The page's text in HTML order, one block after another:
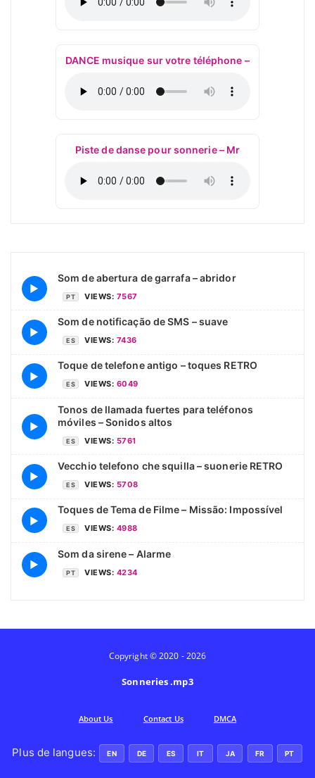
DANCE musique sur votre téléphone –
Piste de danse pour sonnerie – Mr
▶
Som de abertura de garrafa – abridor
PT VIEWS: 7567
▶
Som de notificação de SMS – suave
ES VIEWS: 7436
▶
Toque de telefone antigo – toques RETRO
ES VIEWS: 6049
▶
Tonos de llamada fuertes para teléfonos
móviles – Sonidos altos
ES VIEWS: 5761
▶
Vecchio telefono che squilla – suonerie RETRO
ES VIEWS: 5708
▶
Toques de Tema de Filme – Missão: Impossível
ES VIEWS: 4988
▶
Som da sirene – Alarme
PT VIEWS: 4234
Copyright © 2020 - 2026
Sonneries .mp3
Аbout Us Contact Us DMCA
Plus de langues: EN DE ES IT JA FR PT